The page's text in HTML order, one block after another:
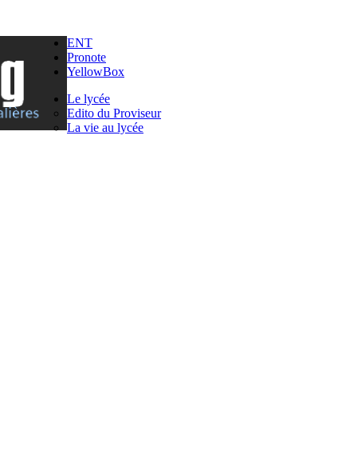
ENT
Pronote
YellowBox
Le lycée
Edito du Proviseur
La vie au lycée